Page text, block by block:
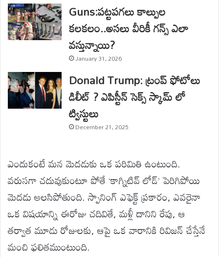
Guns:పట్టపగలు కాల్పుల
కలకలం..అసలు వీరికీ గన్స్ ఎలా
వస్తున్నాయి?
January 31, 2026
Donald Trump: ట్రంప్ ఫోటోలు
డిలీట్ ? ఎపిస్టీన్ సెక్స్ స్కామ్ లో
ట్విస్టులు
December 21, 2025
ఎందుకంటే మన మెదడుకు ఒక పరిమితి ఉంటుంది.
వరుసగా చదువుకుంటూ పోతే ‘కాగ్నిటివ్ లోడ్’ పెరిగిపోయి
మెదడు అలసిపోతుంది. స్పానింగ్ ఎఫెక్ట్ ప్రకారం, ఎవరైనా
ఒక విషయాన్ని ఈరోజు చదివితే, మళ్లీ దానిని రేపు, ఆ
తర్వాత మూడు రోజులకు, ఆపై ఒక వారానికి రివిజన్ చేస్తేనే
మంచి ఫలితముంటుంది.